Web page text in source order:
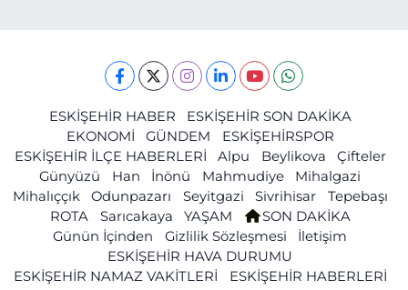
ESKİŞEHİR HABER
ESKİŞEHİR SON DAKİKA
EKONOMİ
GÜNDEM
ESKİŞEHİRSPOR
ESKİŞEHİR İLÇE HABERLERİ
Alpu Beylikova
Çifteler
Günyüzü
Han İnönü Mahmudiye
Mihalgazi
Mihalıççık
Odunpazarı Seyitgazi Sivrihisar
Tepebaşı
ROTA
Sarıcakaya YAŞAM
SON DAKİKA
Günün İçinden
Gizlilik Sözleşmesi
İletişim
ESKİŞEHİR HAVA DURUMU
ESKİŞEHİR NAMAZ VAKİTLERİ
ESKİŞEHİR HABERLERİ